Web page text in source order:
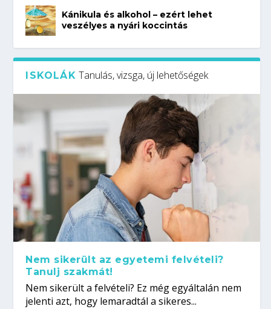
Kánikula és alkohol – ezért lehet
veszélyes a nyári koccintás
ISKOLÁK Tanulás, vizsga, új lehetőségek
Nem sikerült az egyetemi felvételi?
Tanulj szakmát!
Nem sikerült a felvételi? Ez még egyáltalán nem
jelenti azt, hogy lemaradtál a sikeres...